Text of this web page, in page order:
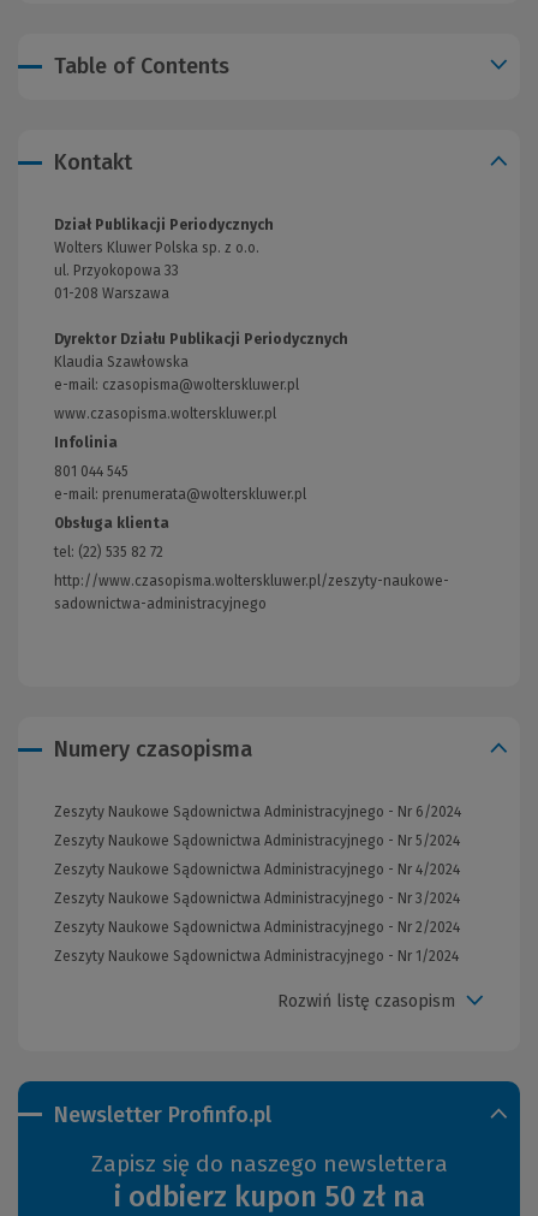
Table of Contents
Newsletter Profinfo.pl
Zapisz się do naszego newslettera
i odbierz kupon 50 zł na
Kontakt
Dział Publikacji Periodycznych
Wolters Kluwer Polska sp. z o.o.
ul. Przyokopowa 33
01-208 Warszawa
Dyrektor Działu Publikacji Periodycznych
Klaudia Szawłowska
e-mail: czasopisma@wolterskluwer.pl
www.czasopisma.wolterskluwer.pl
Infolinia
801 044 545
e-mail: prenumerata@wolterskluwer.pl
Obsługa klienta
tel: (22) 535 82 72
http://www.czasopisma.wolterskluwer.pl/zeszyty-naukowe-
sadownictwa-administracyjnego
Numery czasopisma
Zeszyty Naukowe Sądownictwa Administracyjnego - Nr 6/2024
Zeszyty Naukowe Sądownictwa Administracyjnego - Nr 5/2024
Zeszyty Naukowe Sądownictwa Administracyjnego - Nr 4/2024
Zeszyty Naukowe Sądownictwa Administracyjnego - Nr 3/2024
Zeszyty Naukowe Sądownictwa Administracyjnego - Nr 2/2024
Zeszyty Naukowe Sądownictwa Administracyjnego - Nr 1/2024
Rozwiń listę czasopism